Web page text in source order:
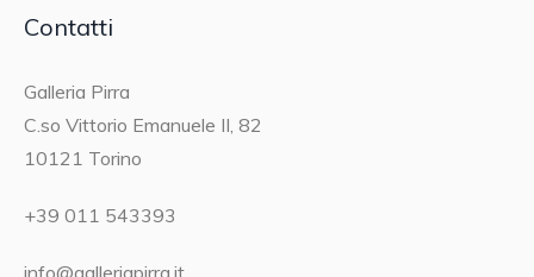
Contatti
Galleria Pirra
C.so Vittorio Emanuele II, 82
10121 Torino
+39 011 543393